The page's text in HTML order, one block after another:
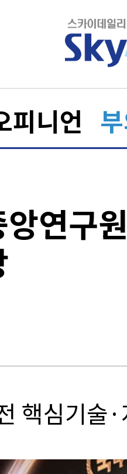
피니언
연구
핵심기술